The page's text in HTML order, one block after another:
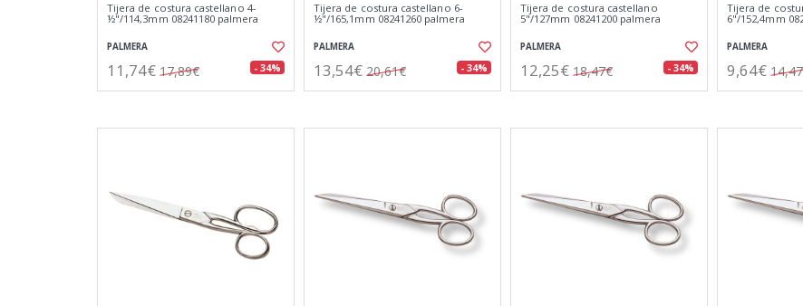
Tijera de costura castellano 4-
½"/114,3mm 08241180 palmera
PALMERA
11,74€ 17,89€ - 34%
Tijera de costura castellano 6-
½"/165,1mm 08241260 palmera
PALMERA
13,54€ 20,61€ - 34%
Tijera de costura castellano
5"/127mm 08241200 palmera
PALMERA
12,25€ 18,47€ - 34%
Tijera de
6"/152,4mm
PALMERA
9,64€